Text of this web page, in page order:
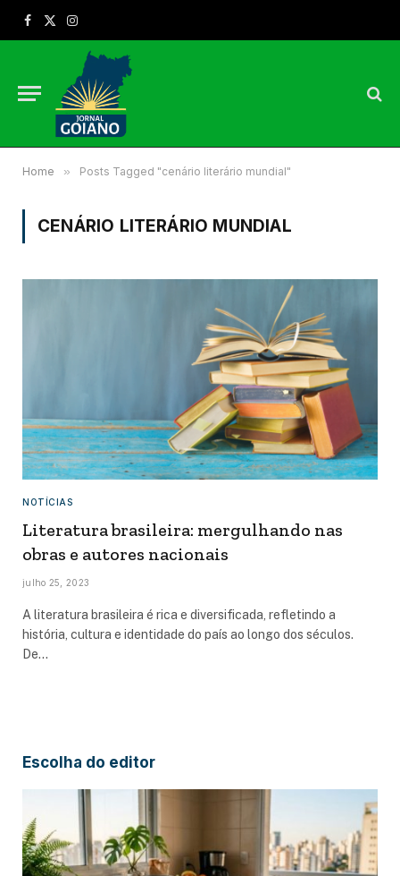
Facebook
X
Instagram
Home » Posts Tagged "cenário literário mundial"
CENÁRIO LITERÁRIO MUNDIAL
NOTÍCIAS
Literatura brasileira: mergulhando nas
obras e autores nacionais
julho 25, 2023
A literatura brasileira é rica e diversificada, refletindo a
história, cultura e identidade do país ao longo dos séculos.
De…
Escolha do editor